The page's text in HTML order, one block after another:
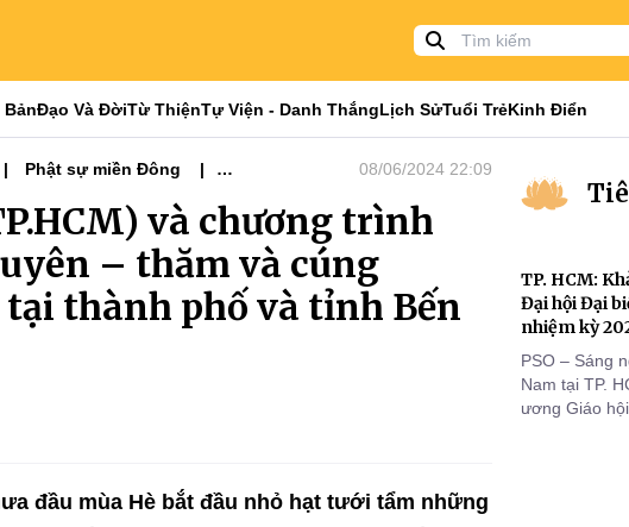
BảnĐạo Và ĐờiTừ ThiệnTự Viện - Danh ThắngLịch SửTuổi TrẻKinh Điển
Phật sự miền Đông
08/06/2024 22:09
và chương trình
– thăm và cúng
thành phố và tỉnh Bến
đầu mùa Hè bắt đầu nhỏ hạt tưới tẩm những
TP. HCM:
Đại hội Đại
nhiệm kỳ
PSO – Sáng
Nam tại TP.
ương Giáo
giáo toàn